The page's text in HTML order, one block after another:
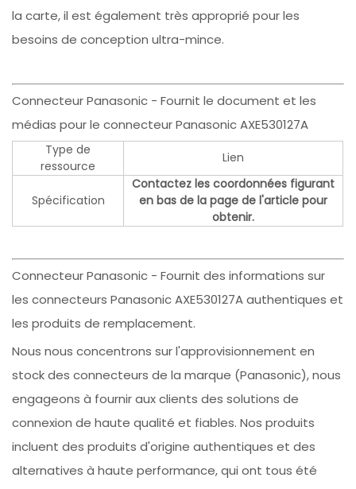
la carte, il est également très approprié pour les
besoins de conception ultra-mince.
Connecteur Panasonic - Fournit le document et les
médias pour le connecteur Panasonic AXE530127A
Type de
ressource
Lien
Spécification
Contactez les coordonnées figurant
en bas de la page de l'article pour
obtenir.
Connecteur Panasonic - Fournit des informations sur
les connecteurs Panasonic AXE530127A authentiques et
les produits de remplacement.
Nous nous concentrons sur l'approvisionnement en
stock des connecteurs de la marque (Panasonic), nous
engageons à fournir aux clients des solutions de
connexion de haute qualité et fiables. Nos produits
incluent des produits d'origine authentiques et des
alternatives à haute performance, qui ont tous été